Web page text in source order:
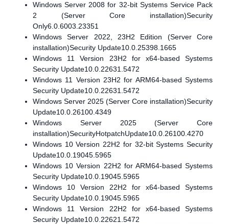
Windows Server 2008 for 32-bit Systems Service Pack
2 (Server Core installation)Security
Only6.0.6003.23351
Windows Server 2022, 23H2 Edition (Server Core
installation)Security Update10.0.25398.1665
Windows 11 Version 23H2 for x64-based Systems
Security Update10.0.22631.5472
Windows 11 Version 23H2 for ARM64-based Systems
Security Update10.0.22631.5472
Windows Server 2025 (Server Core installation)Security
Update10.0.26100.4349
Windows Server 2025 (Server Core
installation)SecurityHotpatchUpdate10.0.26100.4270
Windows 10 Version 22H2 for 32-bit Systems Security
Update10.0.19045.5965
Windows 10 Version 22H2 for ARM64-based Systems
Security Update10.0.19045.5965
Windows 10 Version 22H2 for x64-based Systems
Security Update10.0.19045.5965
Windows 11 Version 22H2 for x64-based Systems
Security Update10.0.22621.5472